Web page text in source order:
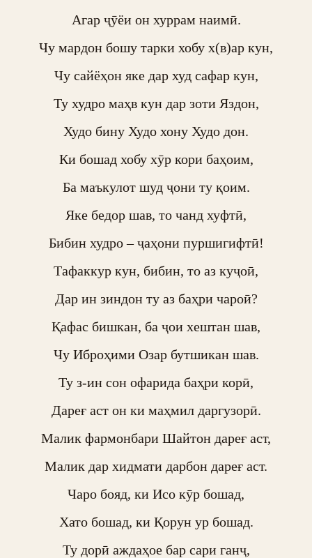
Агар ҷӯёи он хуррам наимӣ.
Чу мардон бошу тарки хобу х(в)ар кун,
Чу сайёҳон яке дар худ сафар кун,
Ту худро маҳв кун дар зоти Яздон,
Худо бину Худо хону Худо дон.
Ки бошад хобу хӯр кори баҳоим,
Ба маъкулот шуд ҷони ту қоим.
Яке бедор шав, то чанд хуфтӣ,
Бибин худро – ҷаҳони пуршигифтӣ!
Тафаккур кун, бибин, то аз куҷоӣ,
Дар ин зиндон ту аз баҳри чароӣ?
Қафас бишкан, ба ҷои хештан шав,
Чу Иброҳими Озар бутшикан шав.
Ту з-ин сон офарида баҳри корӣ,
Дареғ аст он ки маҳмил даргузорӣ.
Малик фармонбари Шайтон дареғ аст,
Малик дар хидмати дарбон дареғ аст.
Чаро бояд, ки Исо кӯр бошад,
Хато бошад, ки Қорун ур бошад.
Ту дорӣ аждаҳое бар сари ганҷ,